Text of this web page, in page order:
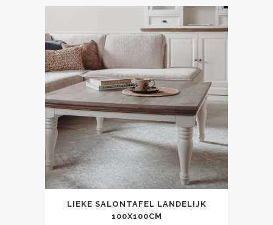
LIEKE SALONTAFEL LANDELIJK
100X100CM